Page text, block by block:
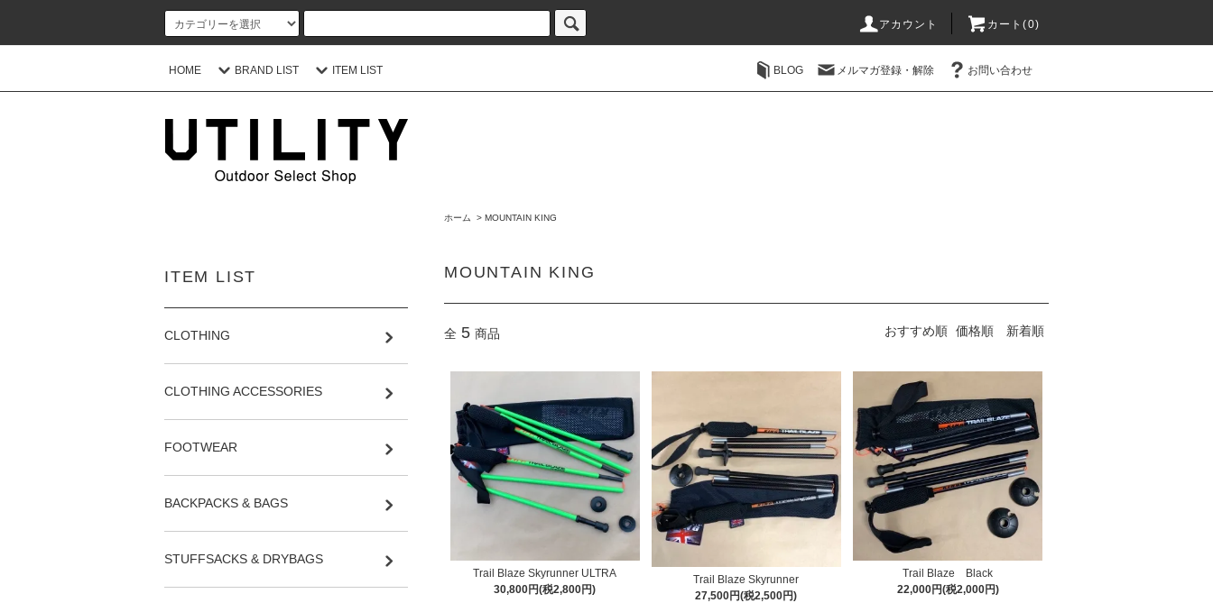
アカウント カート(0)
HOME BRAND LIST ITEM LIST BLOG メルマガ登録・解除 お問い合わせ
ホーム > MOUNTAIN KING
MOUNTAIN KING
全 5 商品 おすすめ順 価格順 新着順
Trail Blaze Skyrunner ULTRA
30,800円(税2,800円)
Trail Blaze Skyrunner
27,500円(税2,500円)
Trail Blaze Black
22,000円(税2,000円)
ITEM LIST
CLOTHING
CLOTHING ACCESSORIES
FOOTWEAR
BACKPACKS & BAGS
STUFFSACKS & DRYBAGS